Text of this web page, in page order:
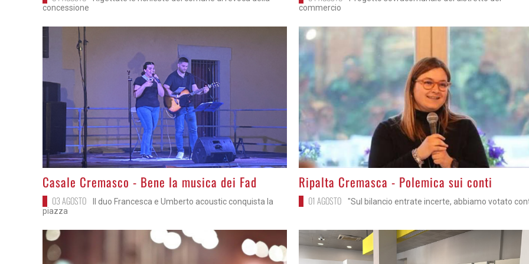
concessione
commercio
>
Casale Cremasco - Bene la musica dei Fad
03 AGOSTO
Il duo Francesca e Umberto acoustic conquista la
piazza
>
Ripalta Cremasca - Polemica sui conti
01 AGOSTO "Sul bilancio entrate incerte, abbiamo votato